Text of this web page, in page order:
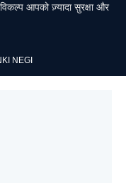
आपको ज़्यादा सुरक्षा और
NEGI